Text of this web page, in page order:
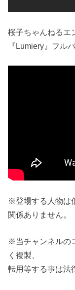
桜子ちゃんねるエ
『Lumiery』フル
※登場する人物は
関係ありません。
※当チャンネルの
く複製、
転用等する事は法